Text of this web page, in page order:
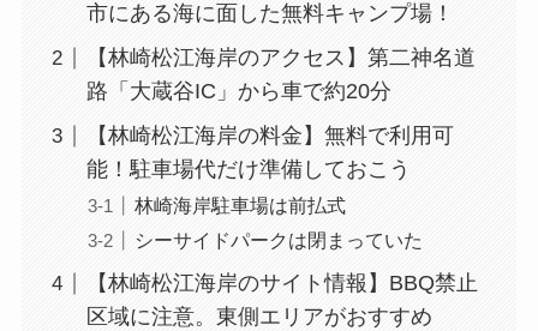
市にある海に面した無料キャンプ場！
【林崎松江海岸のアクセス】第二神名道
路「大蔵谷IC」から車で約20分
【林崎松江海岸の料金】無料で利用可
能！駐車場代だけ準備しておこう
林崎海岸駐車場は前払式
シーサイドパークは閉まっていた
【林崎松江海岸のサイト情報】BBQ禁止
区域に注意。東側エリアがおすすめ